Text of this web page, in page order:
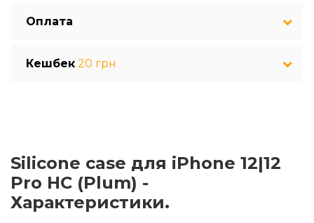
Оплата
Кешбек 20 грн
Silicone case для iPhone 12|12
Pro HC (Plum) -
Характеристики.